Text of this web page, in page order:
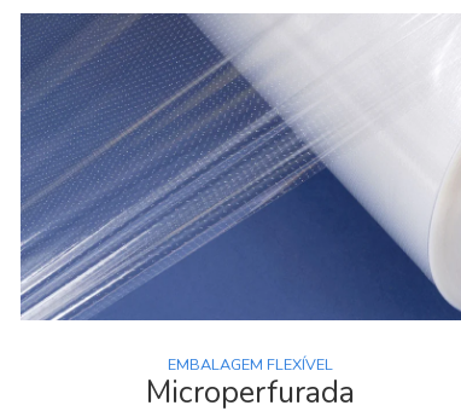
EMBALAGEM FLEXÍVEL
Microperfurada